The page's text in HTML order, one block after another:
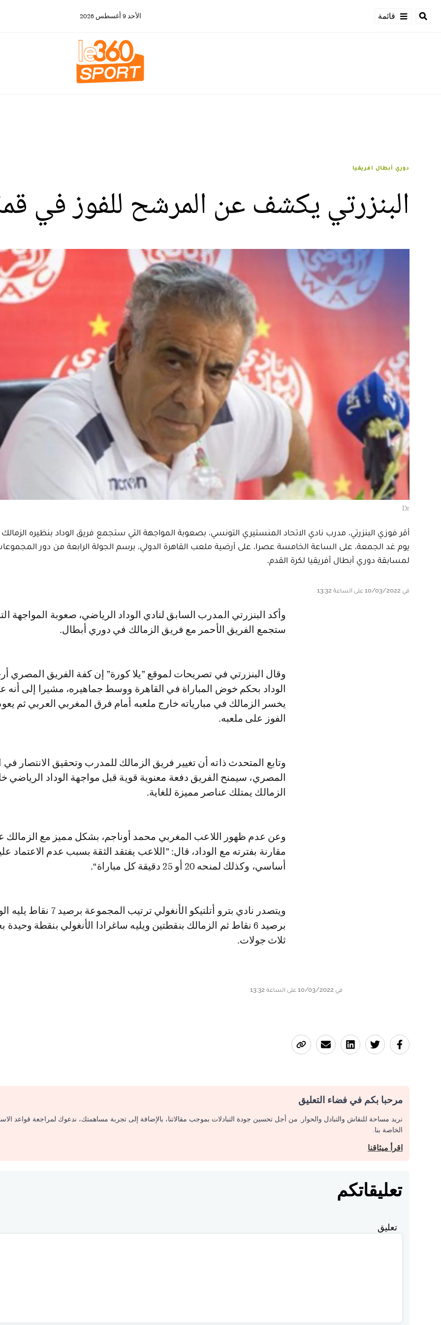
قائمة الأحد 9 أغسطس 2026
دوري أبطال افريقيا
البنزرتي يكشف عن المرشح للفوز في
Dr
أقر فوزي البنزرتي، مدرب نادي الاتحاد المنستيري التونسي، بصعوبة المواجهة التي ستجمع فريق الوداد بنظيره
يوم غد الجمعة، على الساعة الخامسة عصرا، على أرضية ملعب القاهرة الدولي، برسم الجولة الرابعة من دور
لمسابقة دوري أبطال أفريقيا لكرة القدم.
في 10/03/2022 على الساعة 13:32
وأكد البنزرتي المدرب السابق لنادي الوداد الرياضي، صعوبة المواجهة التي
ستجمع الفريق الأحمر مع فريق الزمالك في دوري أبطال.
وقال البنزرتي في تصريحات لموقع ”يلا كورة” إن كفة الفريق المصري
الوداد بحكم خوض المباراة في القاهرة ووسط جماهيره، مشيرا إلى أنه
يخسر الزمالك في مبارياته خارج ملعبه أمام فرق المغربي العربي ثم
الفوز على ملعبه.
وتابع المتحدث ذاته أن تغيير فريق الزمالك للمدرب وتحقيق الانتصار
المصري، سيمنح الفريق دفعة معنوية قوية قبل مواجهة الوداد الرياضي
الزمالك يمتلك عناصر مميزة للغاية.
وعن عدم ظهور اللاعب المغربي محمد أوناجم، بشكل مميز مع الزمالك
مقارنة بفترته مع الوداد، قال: ”اللاعب يفتقد الثقة بسبب عدم الاعتماد
أساسي، وكذلك لمنحه 20 أو 25 دقيقة كل مباراة“.
ويتصدر نادي بترو أتلتيكو الأنغولي ترتيب المجموعة
برصيد 6 نقاط ثم الزمالك بنقطتين ويليه ساغرادا الأنغولي بنقطة
ثلاث جولات.
في 10/03/2022 على الساعة 13:32
مرحبا بكم في فضاء التعليق
نريد مساحة للنقاش والتبادل والحوار. من أجل تحسين جودة التبادلات بموجب مقالاتنا، بالإضافة إلى تجربة مساهمتك، ندعوك لمراجعة قواعد
الخاصة بنا.
اقرأ ميثاقنا
تعليقاتكم
تعليق